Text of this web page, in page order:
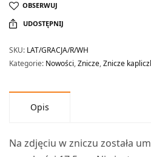
OBSERWUJ
UDOSTĘPNIJ
SKU: LAT/GRACJA/R/WH
Kategorie: Nowości,Znicze,Znicze
Opis
Na zdjęciu w zniczu została